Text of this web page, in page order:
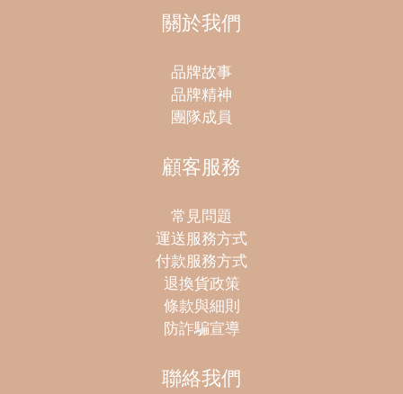
關於我們
品牌故事
品牌精神
團隊成員
顧客服務
常見問題
運送服務方式
付款服務方式
退換貨政策
條款與細則
防詐騙宣導
聯絡我們